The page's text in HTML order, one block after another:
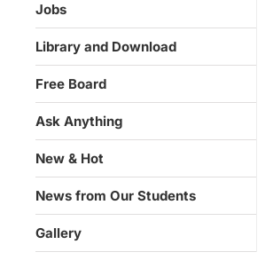
Jobs
Library and Download
Free Board
Ask Anything
New & Hot
News from Our Students
Gallery